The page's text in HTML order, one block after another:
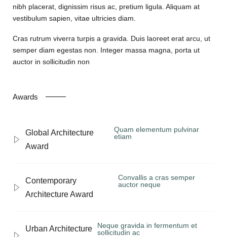
nibh placerat, dignissim risus ac, pretium ligula. Aliquam at
vestibulum sapien, vitae ultricies diam.
Cras rutrum viverra turpis a gravida. Duis laoreet erat arcu, ut
semper diam egestas non. Integer massa magna, porta ut
auctor in sollicitudin non
Awards
Global Architecture
Award
Quam elementum pulvinar
etiam
Contemporary
Architecture Award
Convallis a cras semper
auctor neque
Urban Architecture
Neque gravida in fermentum et
sollicitudin ac